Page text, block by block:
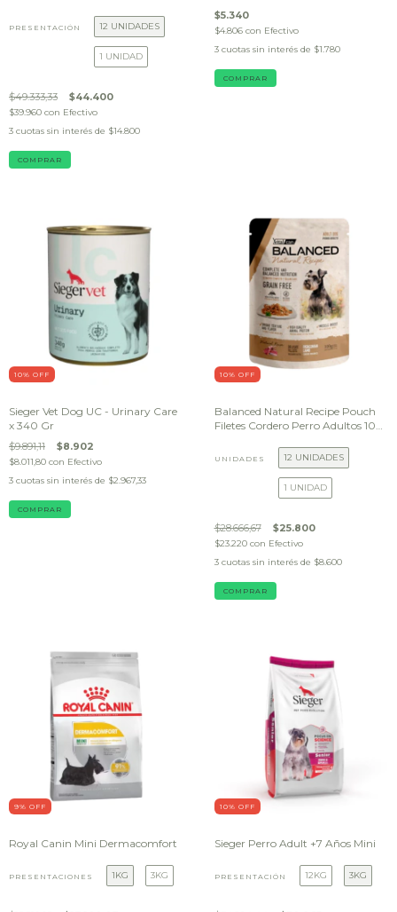
PRESENTACIÓN 12 UNIDADES
1 UNIDAD
$49.333,33 $44.400
$39.960 con Efectivo
3 cuotas sin interés de $14.800
COMPRAR
$5.340
$4.806 con Efectivo
3 cuotas sin interés de $1.780
10% OFF
Sieger Vet Dog UC - Urinary Care
x 340 Gr
$9.891,11 $8.902
$8.011,80 con Efectivo
3 cuotas sin interés de $2.967,33
10% OFF
Balanced Natural Recipe Pouch
Filetes Cordero Perro Adultos 100
UNIDADES 12 UNIDADES
1 UNIDAD
$28.666,67 $25.800
$23.220 con Efectivo
3 cuotas sin interés de $8.600
COMPRAR
9% OFF
Royal Canin Mini Dermacomfort
PRESENTACIONES 1KG 3KG
10% OFF
Sieger Perro Adult +7 Años Mini
PRESENTACIÓN 12KG 3KG